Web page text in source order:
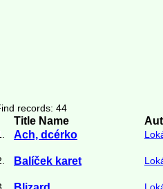
records: 44
Title Name
Ach, dcérko
Balíček karet